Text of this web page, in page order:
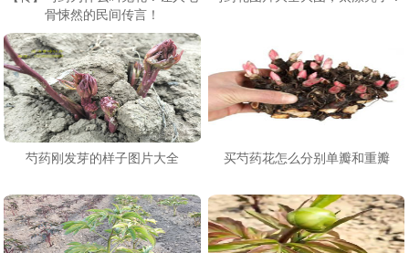
骨悚然的民间传言！
芍药刚发芽的样子图片大全 买芍药花怎么分别单瓣和重瓣